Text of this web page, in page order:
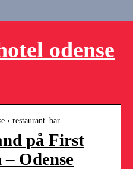
odense
› restaurant–bar
på First
Odense